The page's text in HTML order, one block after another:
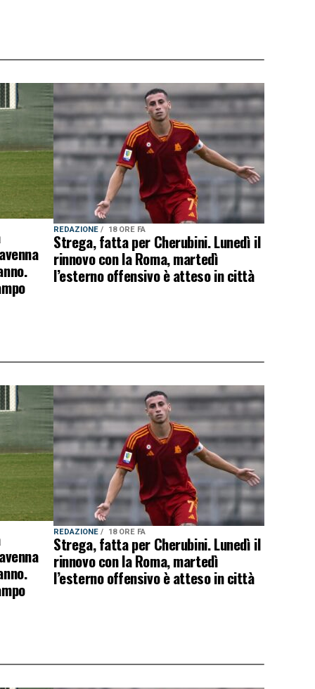
REDAZIONE 18 ORE FA
Strega, fatta per Cherubini. Lunedì il
rinnovo con la Roma, martedì
l’esterno offensivo è atteso in città
REDAZIONE 18 ORE FA
Strega, fatta per Cherubini. Lunedì il
rinnovo con la Roma, martedì
l’esterno offensivo è atteso in città